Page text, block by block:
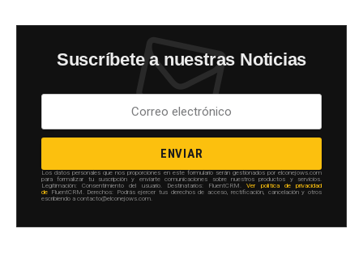
Suscríbete a nuestras Noticias
ENVIAR
Los datos personales que nos proporciones en este formulario serán gestionados por elconejows.com
para formalizar tu suscripción y enviarte comunicaciones sobre nuestros productos y servicios.
Legitimación: Consentimiento del usuario. Destinatarios: FluentCRM. Ver política de privacidad
de FluentCRM. Derechos: Podrás ejercer tus derechos de acceso, rectificación, cancelación y otros
escribiendo a contacto@elconejows.com.